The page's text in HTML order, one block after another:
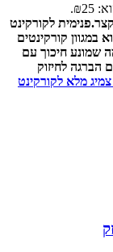
פנימית לקורקינט
במגוון קורקינטים
שמונע חיכוך עם
הברגה לחיזוק
מלא לקורקינט